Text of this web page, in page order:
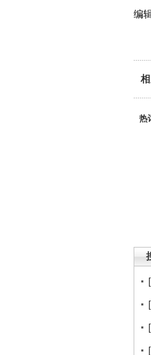
编
热